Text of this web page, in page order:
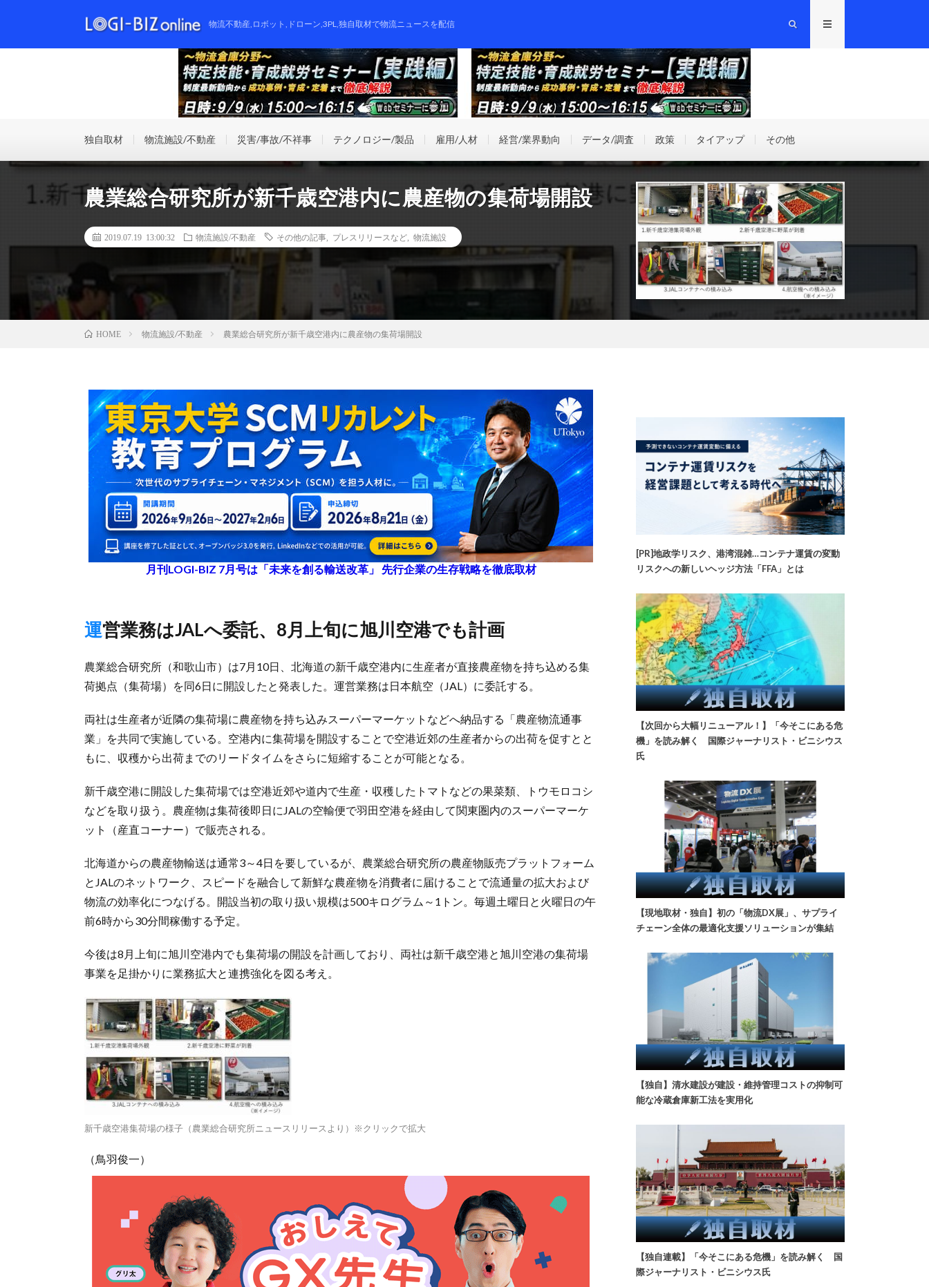
物流不動産,ロボット,ドローン,3PL,独自取材で物流ニュースを配信
独自取材 物流施設/不動産 災害/事故/不祥事 テクノロジー/製品 雇用/人材 経営/業界動向 データ/調査 政策 タイアップ その他
農業総合研究所が新千歳空港内に農産物の集荷場開設
2019.07.19 13:00:32 物流施設/不動産 その他の記事 プレスリリースなど 物流施設
HOME 物流施設/不動産 農業総合研究所が新千歳空港内に農産物の集荷場開設
月刊LOGI-BIZ 7月号は「未来を創る輸送改革」 先行企業の生存戦略を徹底取材
運営業務はJALへ委託、8月上旬に旭川空港でも計画
農業総合研究所（和歌山市）は7月10日、北海道の新千歳空港内に生産者が直接農産物を持ち込める集
荷拠点（集荷場）を同6日に開設したと発表した。運営業務は日本航空（JAL）に委託する。
両社は生産者が近隣の集荷場に農産物を持ち込みスーパーマーケットなどへ納品する「農産物流通事
業」を共同で実施している。空港内に集荷場を開設することで空港近郊の生産者からの出荷を促すとと
もに、収穫から出荷までのリードタイムをさらに短縮することが可能となる。
新千歳空港に開設した集荷場では空港近郊や道内で生産・収穫したトマトなどの果菜類、トウモロコシ
などを取り扱う。農産物は集荷後即日にJALの空輸便で羽田空港を経由して関東圏内のスーパーマーケ
ット（産直コーナー）で販売される。
北海道からの農産物輸送は通常3～4日を要しているが、農業総合研究所の農産物販売プラットフォーム
とJALのネットワーク、スピードを融合して新鮮な農産物を消費者に届けることで流通量の拡大および
物流の効率化につなげる。開設当初の取り扱い規模は500キログラム～1トン。毎週土曜日と火曜日の午
前6時から30分間稼働する予定。
今後は8月上旬に旭川空港内でも集荷場の開設を計画しており、両社は新千歳空港と旭川空港の集荷場
事業を足掛かりに業務拡大と連携強化を図る考え。
新千歳空港集荷場の様子（農業総合研究所ニュースリリースより）※クリックで拡大
（鳥羽俊一）
[PR]地政学リスク、港湾混雑…コンテナ運賃の変動
リスクへの新しいヘッジ方法「FFA」とは
【次回から大幅リニューアル！】「今そこにある危
機」を読み解く 国際ジャーナリスト・ビニシウス
氏
【現地取材・独自】初の「物流DX展」、サプライ
チェーン全体の最適化支援ソリューションが集結
【独自】清水建設が建設・維持管理コストの抑制可
能な冷蔵倉庫新工法を実用化
【独自連載】「今そこにある危機」を読み解く 国
際ジャーナリスト・ビニシウス氏